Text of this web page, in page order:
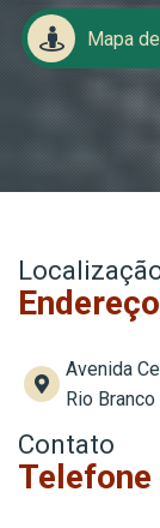
Mapa
Endereço
Avenida
Rio
Contato
Telefone